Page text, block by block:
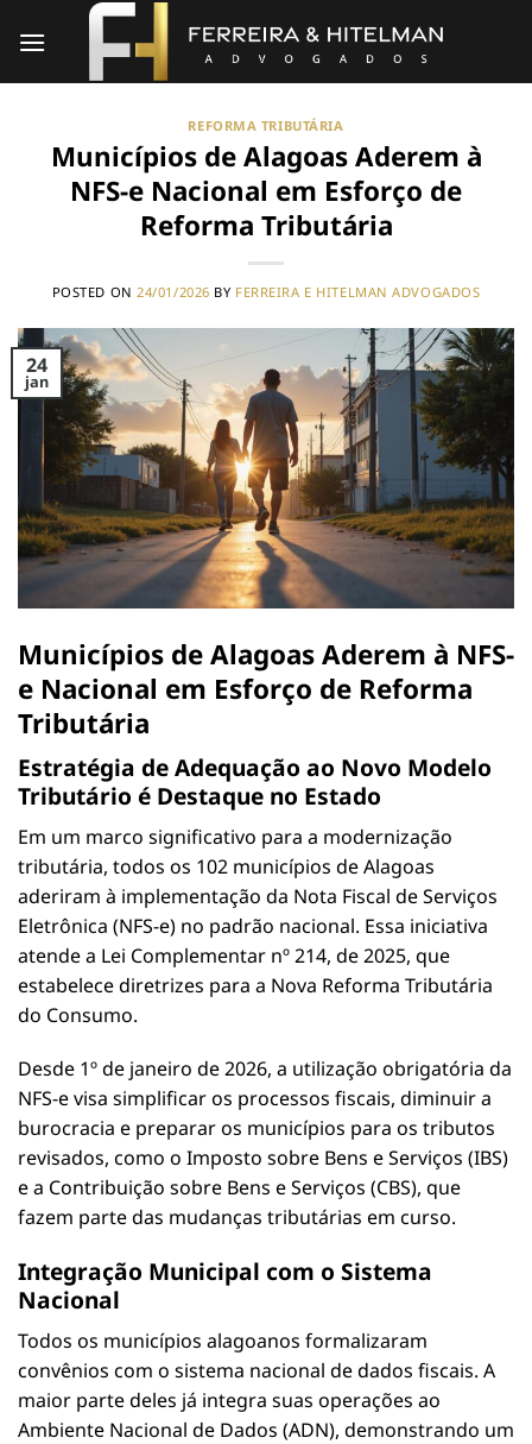
REFORMA TRIBUTÁRIA
Municípios de Alagoas Aderem à
NFS-e Nacional em Esforço de
Reforma Tributária
POSTED ON 24/01/2026 BY FERREIRA E HITELMAN ADVOGADOS
24
jan
Municípios de Alagoas Aderem à NFS-
e Nacional em Esforço de Reforma
Tributária
Estratégia de Adequação ao Novo Modelo
Tributário é Destaque no Estado
Em um marco significativo para a modernização
tributária, todos os 102 municípios de Alagoas
aderiram à implementação da Nota Fiscal de Serviços
Eletrônica (NFS-e) no padrão nacional. Essa iniciativa
atende a Lei Complementar nº 214, de 2025, que
estabelece diretrizes para a Nova Reforma Tributária
do Consumo.
Desde 1º de janeiro de 2026, a utilização obrigatória da
NFS-e visa simplificar os processos fiscais, diminuir a
burocracia e preparar os municípios para os tributos
revisados, como o Imposto sobre Bens e Serviços (IBS)
e a Contribuição sobre Bens e Serviços (CBS), que
fazem parte das mudanças tributárias em curso.
Integração Municipal com o Sistema
Nacional
Todos os municípios alagoanos formalizaram
convênios com o sistema nacional de dados fiscais. A
maior parte deles já integra suas operações ao
Ambiente Nacional de Dados (ADN), demonstrando um